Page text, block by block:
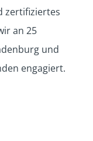
zertifiziertes
an 25
und
engagiert.